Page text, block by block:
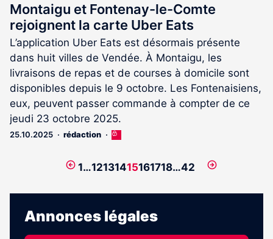
Montaigu et Fontenay-le-Comte
rejoignent la carte Uber Eats
L’application Uber Eats est désormais présente
dans huit villes de Vendée. À Montaigu, les
livraisons de repas et de courses à domicile sont
disponibles depuis le 9 octobre. Les Fontenaisiens,
eux, peuvent passer commande à compter de ce
jeudi 23 octobre 2025.
25.10.2025 rédaction
Cet
réservé
abonnés
Page
1…12131415161718…42
Page
Annonces légales